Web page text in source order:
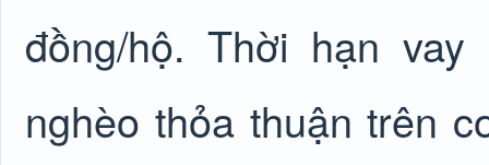
đồng/hộ. Thời hạn
nghèo thỏa thuận trên